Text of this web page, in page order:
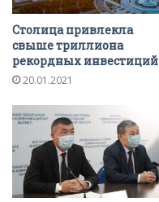
Столица привлекла
свыше триллиона
рекордных инвестиций
20.01.2021